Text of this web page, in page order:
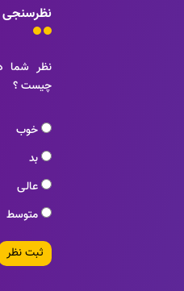
نظرسنجی
نظر شما
چیست ؟
خوب
بد
عالی
متوسط
ثبت نظر